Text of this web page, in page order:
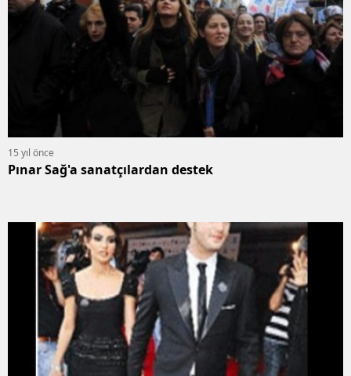
15 yıl önce
Pınar Sağ'a sanatçılardan destek